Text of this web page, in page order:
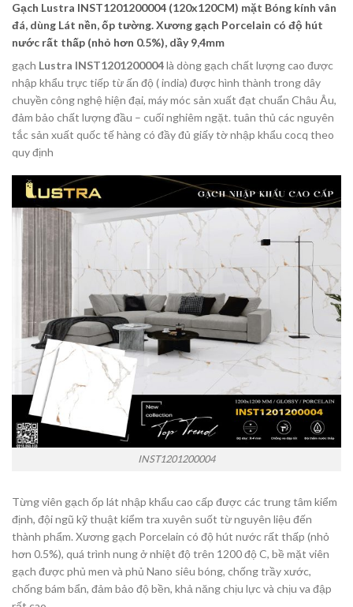
Gạch Lustra INST1201200004 (120x120CM) mặt Bóng kính vân
đá, dùng Lát nền, ốp tường. Xương gạch Porcelain có độ hút
nước rất thấp (nhỏ hơn 0.5%), dầy 9,4mm
gạch Lustra INST1201200004là dòng gạch chất lượng cao được
nhập khẩu trực tiếp từ ấn độ ( india) được hình thành trong dây
chuyền công nghệ hiện đại, máy móc sản xuất đạt chuẩn Châu Âu,
đảm bảo chất lượng đầu – cuối nghiêm ngặt. tuân thủ các nguyên
tắc sản xuất quốc tế hàng có đầy đủ giấy tờ nhập khẩu cocq theo
quy định
INST1201200004
Từng viên gạch ốp lát nhập khẩu cao cấp được các trung tâm kiểm
định, đội ngũ kỹ thuật kiểm tra xuyên suốt từ nguyên liệu đến
thành phẩm. Xương gạch Porcelain có độ hút nước rất thấp (nhỏ
hơn 0.5%), quá trình nung ở nhiệt độ trên 1200 độ C, bề mặt viên
gạch được phủ men và phủ Nano siêu bóng, chống trầy xước,
chống bám bẩn, đảm bảo độ bền, khả năng chịu lực và chịu va đập